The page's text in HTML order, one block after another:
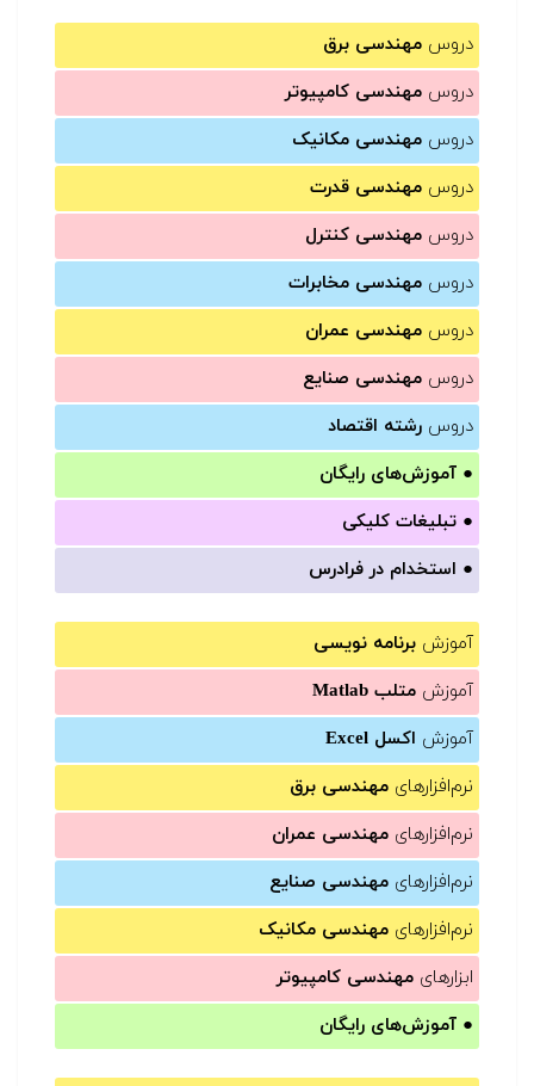
دروس مهندسی برق
دروس مهندسی کامپیوتر
دروس مهندسی مکانیک
دروس مهندسی قدرت
دروس مهندسی کنترل
دروس مهندسی مخابرات
دروس مهندسی عمران
دروس مهندسی صنایع
دروس رشته اقتصاد
● آموزش‌های رایگان
● تبلیغات کلیکی
● استخدام در فرادرس
آموزش برنامه نویسی
آموزش متلب Matlab
آموزش اکسل Excel
نرم‌افزارهای مهندسی برق
نرم‌افزارهای مهندسی عمران
نرم‌افزارهای مهندسی صنایع
نرم‌افزارهای مهندسی مکانیک
ابزارهای مهندسی کامپیوتر
● آموزش‌های رایگان